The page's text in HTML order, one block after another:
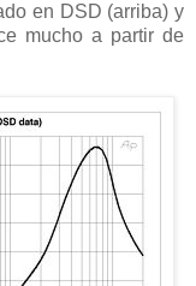
en DSD (arriba) y
mucho a partir de